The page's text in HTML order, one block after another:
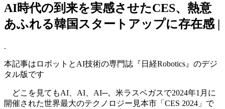
AI時代の到来を実感させたCES、熱意
あふれる韓国スタートアップに存在感 |
.
本記事はロボットとAI技術の専門誌『日経Robotics』のデジ
タル版です
どこを見てもAI、AI、AI─。米ラスベガスで2024年1月に
開催された世界最大のテクノロジー見本市「CES 2024」で